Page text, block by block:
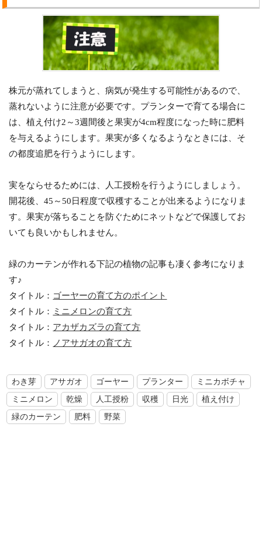
株元が蒸れてしまうと、病気が発生する可能性があるので、
蒸れないように注意が必要です。プランターで育てる場合に
は、植え付け2～3週間後と果実が4cm程度になった時に肥料
を与えるようにします。果実が多くなるようなときには、そ
の都度追肥を行うようにします。
実をならせるためには、人工授粉を行うようにしましょう。
開花後、45～50日程度で収穫することが出来るようになりま
す。果実が落ちることを防ぐためにネットなどで保護してお
いても良いかもしれません。
緑のカーテンが作れる下記の植物の記事も凄く参考になりま
す♪
タイトル： ゴーヤーの育て方のポイント
タイトル： ミニメロンの育て方
タイトル： アカザカズラの育て方
タイトル： ノアサガオの育て方
わき芽 アサガオ ゴーヤー プランター
ミニカボチャ
ミニメロン
乾燥 人工授粉 収穫 日光
植え付け
緑のカーテン
肥料 野菜